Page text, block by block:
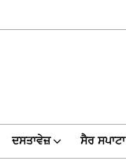
ਦਸਤਾਵੇਜ਼ ਸੈਰ ਸਪਾਟਾ